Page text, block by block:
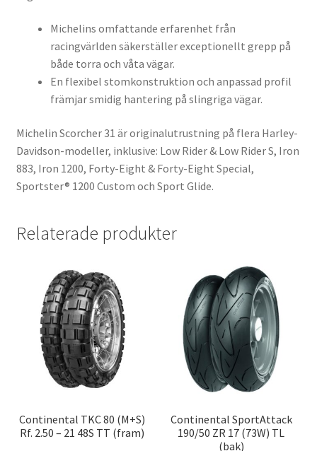
Michelins omfattande erfarenhet från
racingvärlden säkerställer exceptionellt grepp på
både torra och våta vägar.
En flexibel stomkonstruktion och anpassad profil
främjar smidig hantering på slingriga vägar.
Michelin Scorcher 31 är originalutrustning på flera Harley-
Davidson-modeller, inklusive: Low Rider & Low Rider S, Iron
883, Iron 1200, Forty-Eight & Forty-Eight Special,
Sportster® 1200 Custom och Sport Glide.
Relaterade produkter
Continental TKC 80 (M+S)
Rf. 2.50 – 21 48S TT (fram)
Continental SportAttack
190/50 ZR 17 (73W) TL
(bak)